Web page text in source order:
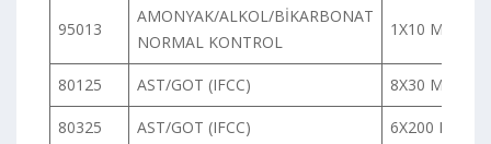
95013
AMONYAK/ALKOL/BİKARBONAT
NORMAL KONTROL
1X10 ML
80125 AST/GOT (IFCC) 8X30 ML
80325 AST/GOT (IFCC) 6X200 ML